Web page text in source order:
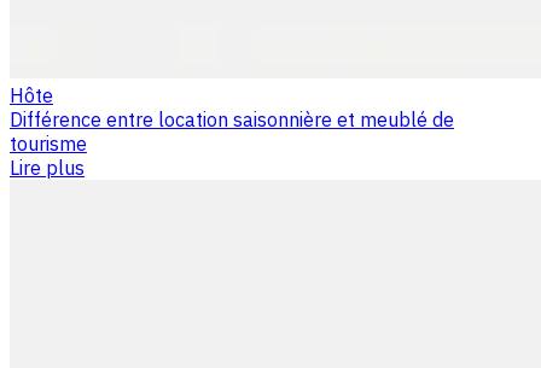
Hôte
Différence entre location saisonnière et meublé de
tourisme
Lire plus